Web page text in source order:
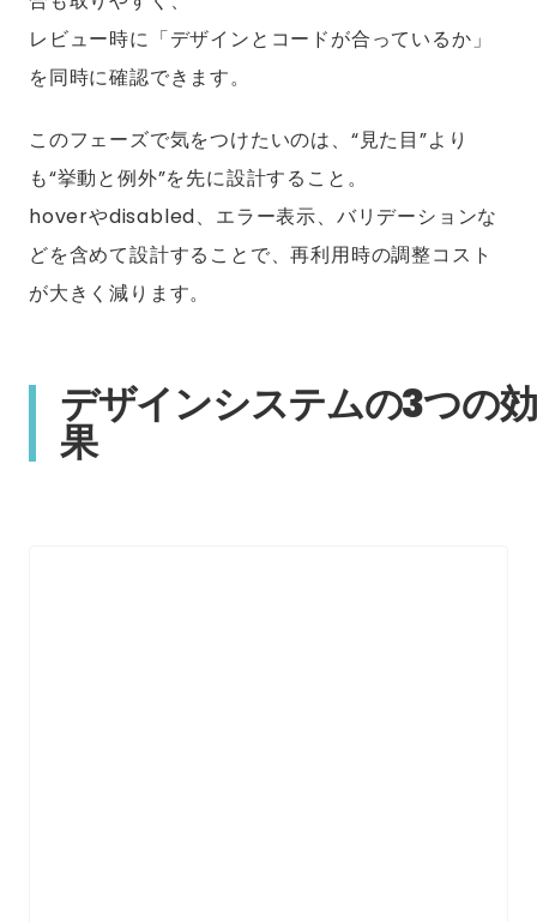
レビュー時に「デザインとコードが合っているか」
を同時に確認できます。
このフェーズで気をつけたいのは、“見た目”より
も“挙動と例外”を先に設計すること。
hoverやdisabled、エラー表示、バリデーションな
どを含めて設計することで、再利用時の調整コスト
が大きく減ります。
デザインシステムの3つの効
果